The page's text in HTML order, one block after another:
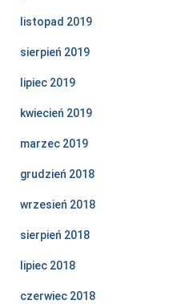
listopad 2019
sierpień 2019
lipiec 2019
kwiecień 2019
marzec 2019
grudzień 2018
wrzesień 2018
sierpień 2018
lipiec 2018
czerwiec 2018